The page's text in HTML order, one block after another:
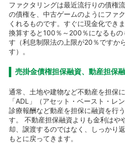
ファクタリングは最近流行りの債権
の債権を、中古ゲームのようにファ
くれるものです。すぐに現金化でき
換算すると100％～200％になるもの
す（利息制限法の上限が20％ですか
す）。
売掛金債権担保融資、動産担保
通常、土地や建物など不動産を担保
「ADL」（アセット・ベースト・レ
診療報酬など動産を担保に融資を行
す。 不動産担保融資よりも金利はや
却、譲渡するのではなく、しっかり
もとに戻ってきます。